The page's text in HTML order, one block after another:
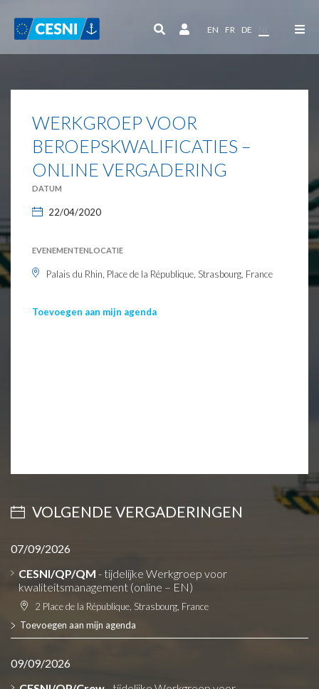
EN FR DE NL
WERKGROEP VOOR
BEROEPSKWALIFICATIES –
ONLINE VERGADERING
DATUM
22/04/2020
EVENEMENTENLOCATIE
Palais du Rhin, Place de la République, Strasbourg, France
Toevoegen aan mijn agenda
VOLGENDE VERGADERINGEN
07/09/2026
CESNI/QP/QM - tijdelijke Werkgroep voor
kwaliteitsmanagement (online – EN)
2 Place de la République, Strasbourg, France
Toevoegen aan mijn agenda
09/09/2026